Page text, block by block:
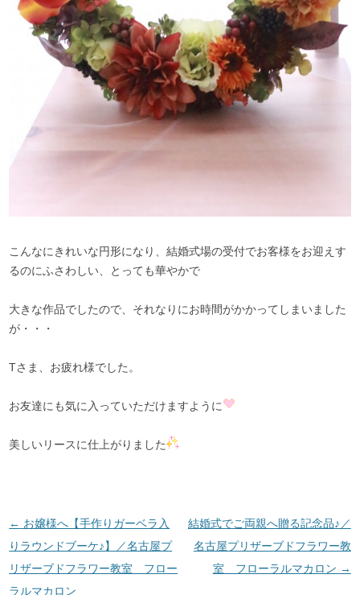
こんなにきれいな円形になり、結婚式場の受付でお客様をお迎えす
るのにふさわしい、とっても華やかで
大きな作品でしたので、それなりにお時間がかかってしまいました
が・・・
Tさま、お疲れ様でした。
お友達にも気に入っていただけますように
美しいリースに仕上がりました
投稿ナビゲーション
← お嬢様へ【手作りガーベラ入
りラウンドブーケ♪】／名古屋プ
リザーブドフラワー教室 フロー
ラルマカロン
結婚式でご両親へ贈る記念品♪／
名古屋プリザーブドフラワー教
室 フローラルマカロン →